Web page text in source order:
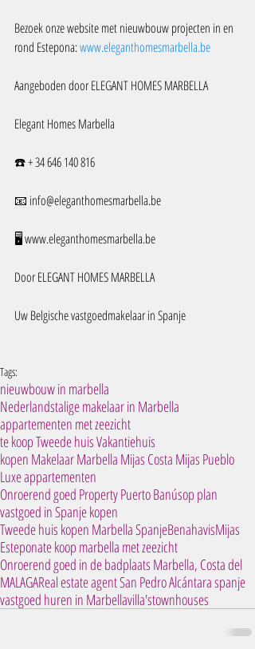
Bezoek onze website met nieuwbouw projecten in en
rond Estepona: www.eleganthomesmarbella.be
Aangeboden door ELEGANT HOMES MARBELLA
Elegant Homes Marbella
☎️ + 34 646 140 816
📧 info@eleganthomesmarbella.be
🖥️ www.eleganthomesmarbella.be
Door ELEGANT HOMES MARBELLA
Uw Belgische vastgoedmakelaar in Spanje
Tags:
nieuwbouw in marbella
Nederlandstalige makelaar in Marbella
appartementen met zeezicht
te koop Tweede huis Vakantiehuis
kopen Makelaar Marbella Mijas Costa Mijas Pueblo
Luxe appartementen
Onroerend goed Property Puerto Banúsop plan
vastgoed in Spanje kopen
Tweede huis kopen Marbella SpanjeBenahavisMijas
Esteponate koop marbella met zeezicht
Onroerend goed in de badplaats Marbella, Costa del
MALAGAReal estate agent San Pedro Alcántara spanje
vastgoed huren in Marbellavilla'stownhouses